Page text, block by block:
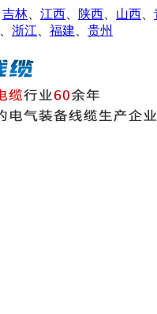
吉林 江西 陕西 山西
浙江 福建 贵州